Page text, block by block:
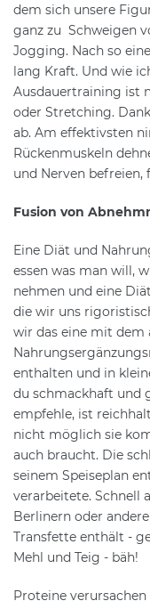
dem sich unsere
ganz zu Schweigen
Jogging. Nach so
lang Kraft. Und wie
Ausdauertraining ist
oder Stretching.
ab. Am effektivsten
Rückenmuskeln
und Nerven
Fusion von
Eine Diät und
essen was man will,
nehmen und eine
die wir uns
wir das eine mit dem
enthalten und in
du schmackhaft und
empfehle, ist
nicht möglich sie
auch braucht. Die
seinem Speiseplan
verarbeitete. Schnell
Berlinern oder
Transfette enthält -
Mehl und Teig - bäh!
Proteine